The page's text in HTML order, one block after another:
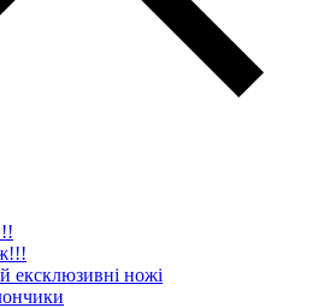
ексклюзивні ножі